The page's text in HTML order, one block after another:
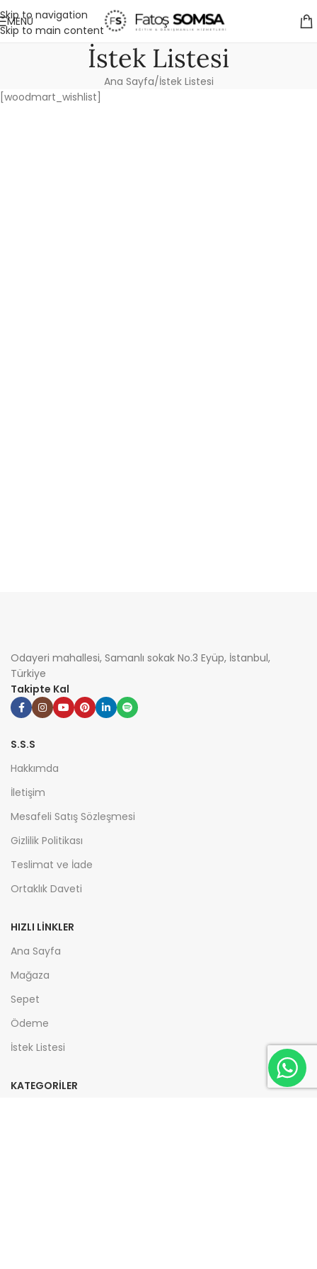
Skip to navigation
Skip to main content
MENÜ
İstek Listesi
Ana Sayfa İstek Listesi
[woodmart_wishlist]
Odayeri mahallesi, Samanlı sokak No.3 Eyüp, İstanbul,
Türkiye
Takipte Kal
S.S.S
Hakkımda
İletişim
Mesafeli Satış Sözleşmesi
Gizlilik Politikası
Teslimat ve İade
Ortaklık Daveti
HIZLI LİNKLER
Ana Sayfa
Mağaza
Sepet
Ödeme
İstek Listesi
KATEGORİLER